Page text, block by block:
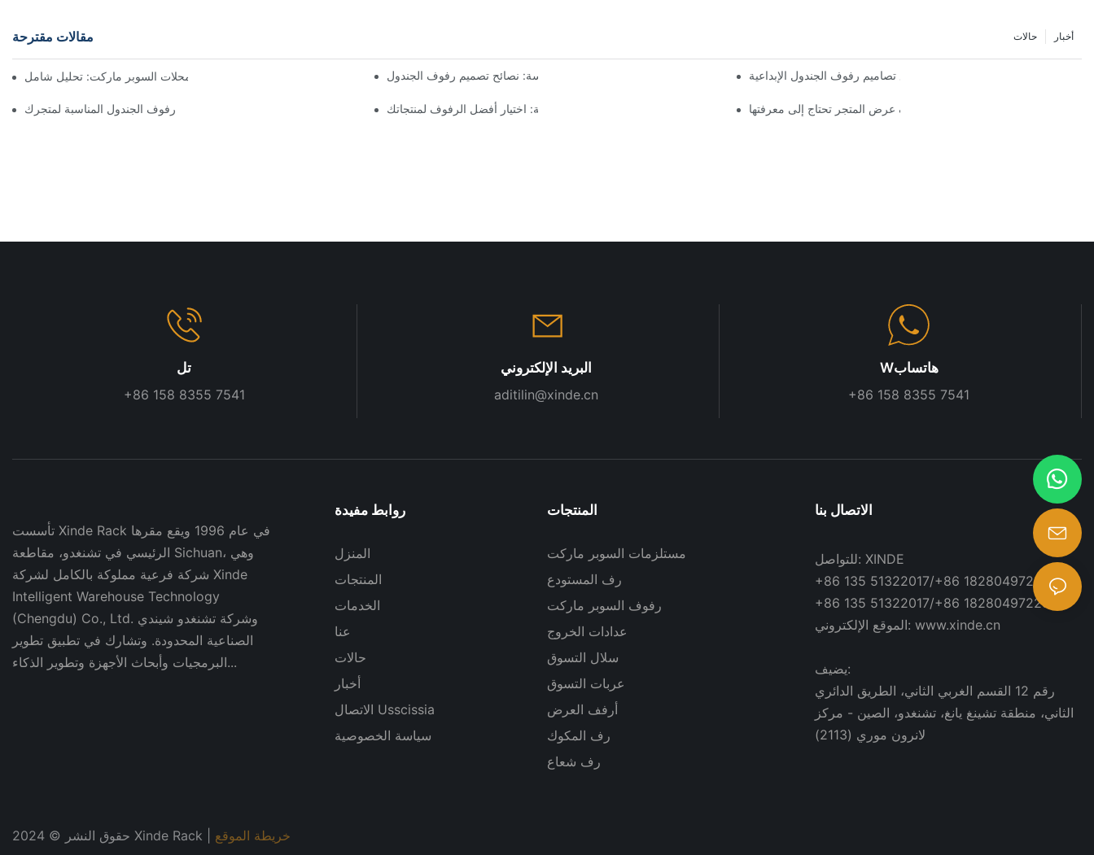
مقالات مقترحة أخبار حالات
حلول رفوف فعالة من حيث التكلفة لمحلات السوبر ماركت: تحليل شامل إنشاء أرفف سلسة: نصائح تصميم رفوف الجندول تعظيم المساحة الرأسية مع تصاميم رفوف الجندول الإبداعية
كيفية اختيار رفوف الجندول المناسبة لمتجرك عرض فن البيع بالتجزئة: اختيار أفضل الرفوف لمنتجاتك اتجاهات رف عرض المتجر تحتاج إلى معرفتها
تل
+86 158 8355 7541
البريد الإلكتروني
aditilin@xinde.cn
Wهاتساب
+86 158 8355 7541
تأسست Xinde Rack في عام 1996 ويقع مقرها
الرئيسي في تشنغدو، مقاطعة Sichuan، وهي
شركة فرعية مملوكة بالكامل لشركة Xinde
Intelligent Warehouse Technology
(Chengdu) Co., Ltd. وشركة تشنغدو شيندي
الصناعية المحدودة. وتشارك في تطبيق تطوير
البرمجيات وأبحاث الأجهزة وتطوير الذكاء...
روابط مفيدة
المنزل
المنتجات
الخدمات
عنا
حالات
أخبار
الاتصال Usscissia
سياسة الخصوصية
المنتجات
مستلزمات السوبر ماركت
رف المستودع
رفوف السوبر ماركت
عدادات الخروج
سلال التسوق
عربات التسوق
أرفف العرض
رف المكوك
رف شعاع
الاتصال بنا
للتواصل: XINDE
+86 135 51322017/+86 18280497223
+86 135 51322017/+86 18280497223
الموقع الإلكتروني: www.xinde.cn
يضيف:
رقم 12 القسم الغربي الثاني، الطريق الدائري
الثاني، منطقة تشينغ يانغ، تشنغدو، الصين - مركز
لانرون موري (2113)
حقوق النشر © 2024 Xinde Rack |